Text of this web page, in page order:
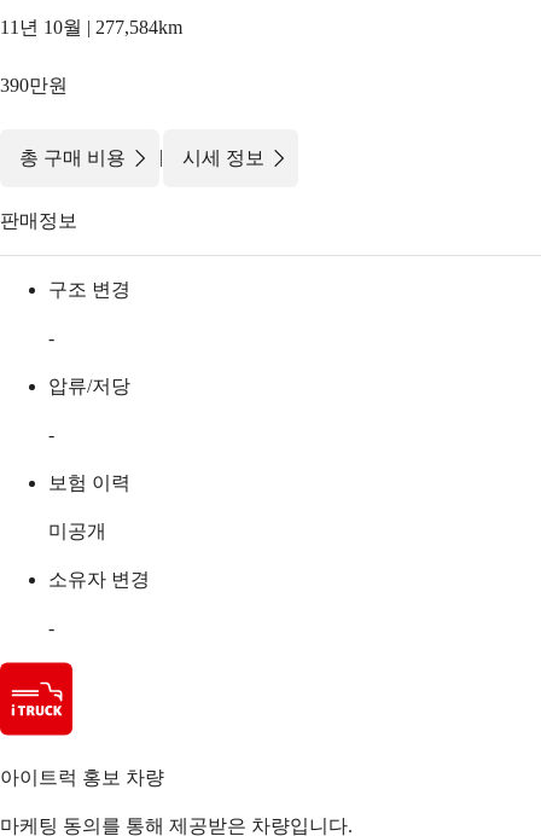
11년 10월 | 277,584km
390만원
총 구매 비용 | 시세 정보
판매정보
구조 변경
-
압류/저당
-
보험 이력
미공개
소유자 변경
-
아이트럭 홍보 차량
마케팅 동의를 통해 제공받은 차량입니다.